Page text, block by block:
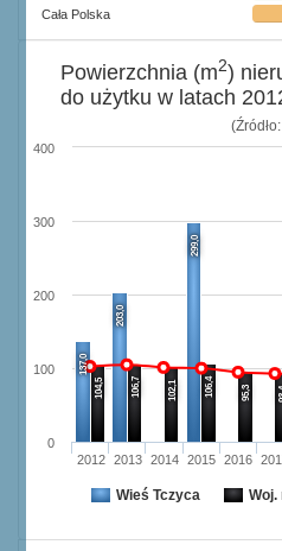
Cała Polska
137,0
203,0
299,0
104,5 106,7 102,1 106,4 95,3
2012 2013 2014 2015 2016
0
100
200
300
400
Powierzchnia (m2)
do użytku w latach
Wieś Tczyca Woj.